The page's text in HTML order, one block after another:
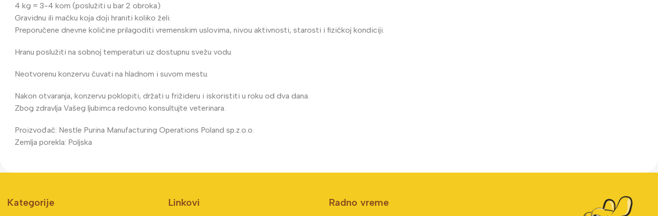
4 kg = 3-4 kom (poslužiti u bar 2 obroka)
Gravidnu ili mačku koja doji hraniti koliko želi.
Preporučene dnevne količine prilagoditi vremenskim uslovima, nivou aktivnosti, starosti i fizičkoj kondiciji.
Hranu poslužiti na sobnoj temperaturi uz dostupnu svežu vodu.
Neotvorenu konzervu čuvati na hladnom i suvom mestu.
Nakon otvaranja, konzervu poklopiti, držati u frižideru i iskoristiti u roku od dva dana.
Zbog zdravlja Vašeg ljubimca redovno konsultujte veterinara.
Proizvođač: Nestle Purina Manufacturing Operations Poland sp.z.o.o.
Zemlja porekla: Poljska
Kategorije Linkovi Radno vreme